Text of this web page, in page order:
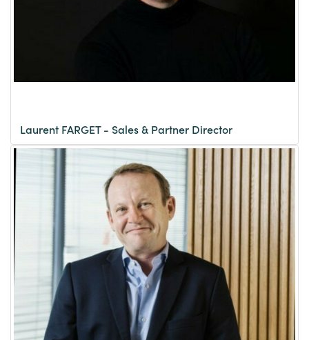
Laurent FARGET - Sales & Partner Director